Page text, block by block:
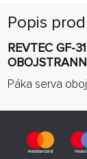
Popis
REVTEC GF-
Páka serva